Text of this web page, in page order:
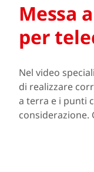
Messa
per
Nel video
di realizzare
a terra e i punti
considerazione.